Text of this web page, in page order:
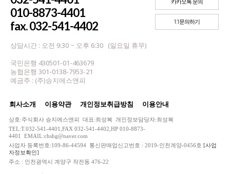
010-8873-4401
fax. 032-541-4402
상담시간 : 오전 9:30 ~ 오후 6:30 (일요일 휴무)
국민은행 430501-01-463679
농협은행 301-0138-7953-21
예금주 : (주)승지에스앤피
카카오톡 문의
1:1문의하기
회사소개 이용약관 개인정보취급방침 이용안내
상호:주식회사 승지에스앤피 대표:최성복 개인정보담당자:최성복
TEL:T.032-541-4401,FAX 032-541-4402,HP 010-8873-
4401 EMAIL:chshg@naver.com
사업자 등록번호:109-86-44594 통신판매업신고번호 : 2019-인천계양-0456호 [사업
자정보확인]
주소 : 인천광역시 계양구 작전동 476-22